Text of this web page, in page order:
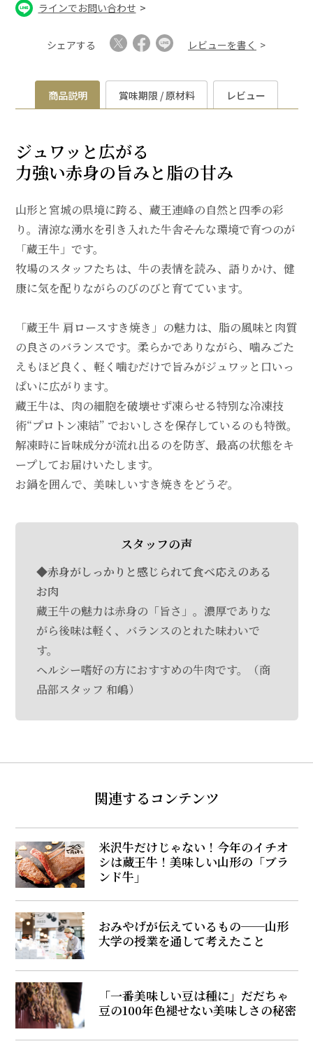
ラインでお問い合わせ
シェアする レビューを書く
商品説明 賞味期限 / 原材料 レビュー
ジュワッと広がる
力強い赤身の旨みと脂の甘み
山形と宮城の県境に跨る、蔵王連峰の自然と四季の彩
り。清涼な湧水を引き入れた牛舎――そんな環境で育つのが
「蔵王牛」です。
牧場のスタッフたちは、牛の表情を読み、語りかけ、健
康に気を配りながらのびのびと育てています。
「蔵王牛 肩ロースすき焼き」の魅力は、脂の風味と肉質
の良さのバランスです。柔らかでありながら、噛みごた
えもほど良く、軽く噛むだけで旨みがジュワッと口いっ
ぱいに広がります。
蔵王牛は、肉の細胞を破壊せず凍らせる特別な冷凍技
術“プロトン凍結” でおいしさを保存しているのも特徴。
解凍時に旨味成分が流れ出るのを防ぎ、最高の状態をキ
ープしてお届けいたします。
お鍋を囲んで、美味しいすき焼きをどうぞ。
スタッフの声
◆赤身がしっかりと感じられて食べ応えのある
お肉
蔵王牛の魅力は赤身の「旨さ」。濃厚でありな
がら後味は軽く、バランスのとれた味わいで
す。
ヘルシー嗜好の方におすすめの牛肉です。（商
品部スタッフ 和嶋）
関連するコンテンツ
米沢牛だけじゃない！今年のイチオ
シは蔵王牛！美味しい山形の「ブラ
ンド牛」
おみやげが伝えているもの──山形
大学の授業を通して考えたこと
「一番美味しい豆は種に」だだちゃ
豆の100年色褪せない美味しさの秘密